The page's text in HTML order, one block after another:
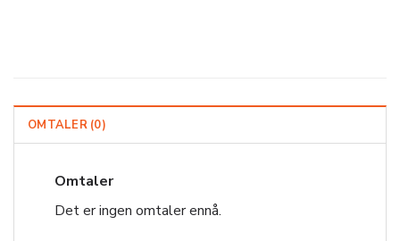
OMTALER (0)
Omtaler
Det er ingen omtaler ennå.